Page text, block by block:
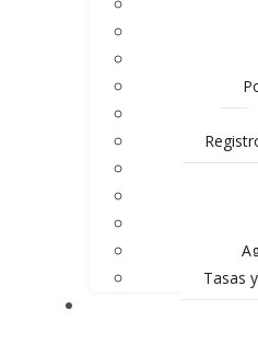
Tasas